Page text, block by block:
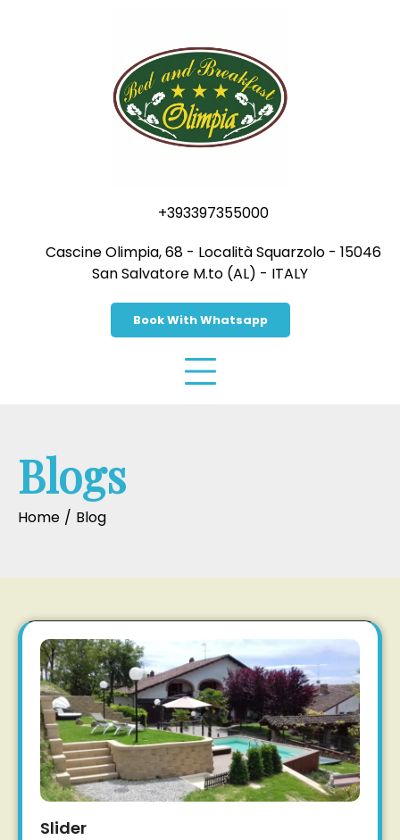
+393397355000
Cascine Olimpia, 68 - Località Squarzolo - 15046
San Salvatore M.to (AL) - ITALY
Book With Whatsapp
Blogs
Home Blog
Slider